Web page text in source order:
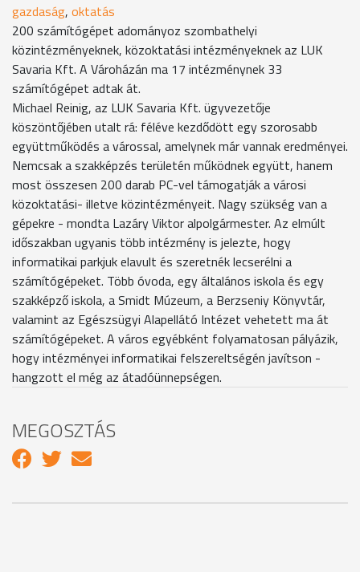
gazdaság, oktatás
200 számítógépet adományoz szombathelyi
közintézményeknek, közoktatási intézményeknek az LUK
Savaria Kft. A Vároházán ma 17 intézménynek 33
számítógépet adtak át.
Michael Reinig, az LUK Savaria Kft. ügyvezetője
köszöntőjében utalt rá: féléve kezdődött egy szorosabb
együttműködés a várossal, amelynek már vannak eredményei.
Nemcsak a szakképzés területén működnek együtt, hanem
most összesen 200 darab PC-vel támogatják a városi
közoktatási- illetve közintézményeit. Nagy szükség van a
gépekre - mondta Lazáry Viktor alpolgármester. Az elmúlt
időszakban ugyanis több intézmény is jelezte, hogy
informatikai parkjuk elavult és szeretnék lecserélni a
számítógépeket. Több óvoda, egy általános iskola és egy
szakképző iskola, a Smidt Múzeum, a Berzseniy Könyvtár,
valamint az Egészsügyi Alapellátó Intézet vehetett ma át
számítógépeket. A város egyébként folyamatosan pályázik,
hogy intézményei informatikai felszereltségén javítson -
hangzott el még az átadóünnepségen.
MEGOSZTÁS